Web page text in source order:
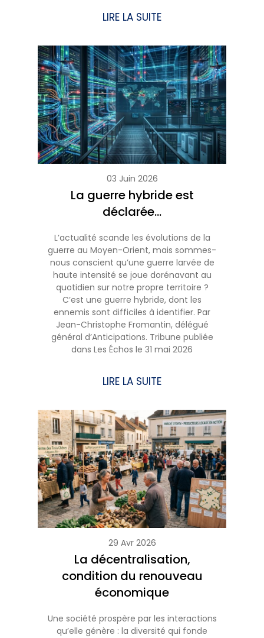
LIRE LA SUITE
03 Juin 2026
La guerre hybride est
déclarée…
L’actualité scande les évolutions de la
guerre au Moyen-Orient, mais sommes-
nous conscient qu’une guerre larvée de
haute intensité se joue dorénavant au
quotidien sur notre propre territoire ?
C’est une guerre hybride, dont les
ennemis sont difficiles à identifier. Par
Jean-Christophe Fromantin, délégué
général d’Anticipations. Tribune publiée
dans Les Échos le 31 mai 2026
LIRE LA SUITE
29 Avr 2026
La décentralisation,
condition du renouveau
économique
Une société prospère par les interactions
qu’elle génère : la diversité qui fonde